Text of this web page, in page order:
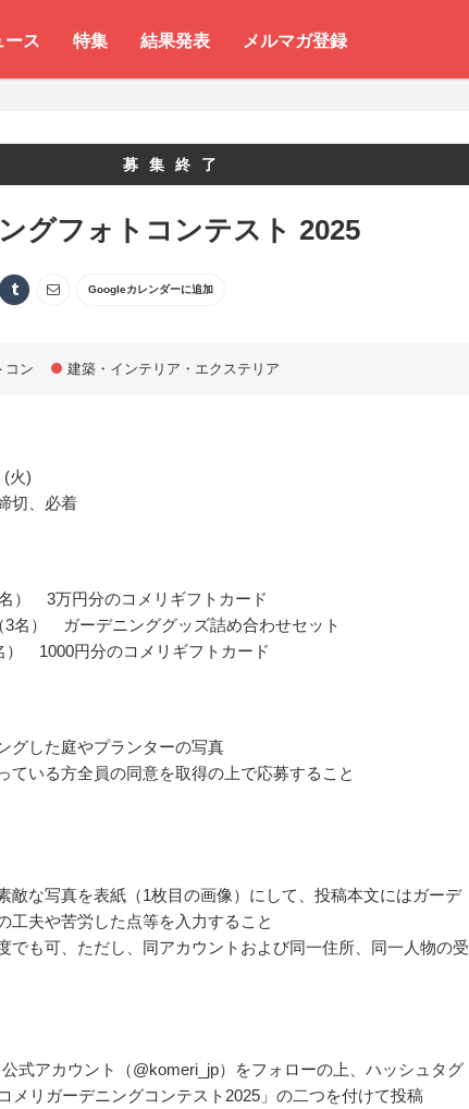
ース 特集 結果発表 メルマガ登録
募集終了
グフォトコンテスト 2025
Googleカレンダーに追加
コン 建築・インテリア・エクステリア
(火)
切、必着
） 3万円分のコメリギフトカード
3名） ガーデニンググッズ詰め合わせセット
） 1000円分のコメリギフトカード
グした庭やプランターの写真
ている方全員の同意を取得の上で応募すること
敵な写真を表紙（1枚目の画像）にして、投稿本文にはガーデ
工夫や苦労した点等を入力すること
でも可、ただし、同アカウントおよび同一住所、同一人物の受
式アカウント（@komeri_jp）をフォローの上、ハッシュタグ
メリガーデニングコンテスト2025」の二つを付けて投稿